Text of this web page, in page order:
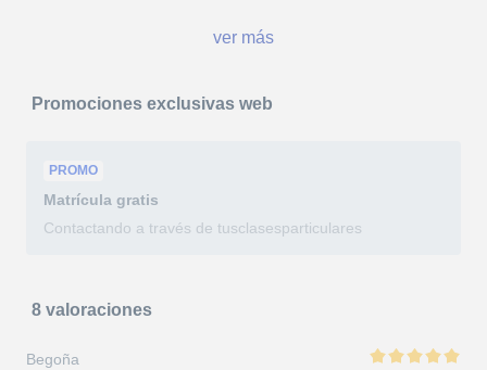
ver más
Promociones exclusivas web
PROMO
Matrícula gratis
Contactando a través de tusclasesparticulares
8 valoraciones
Begoña